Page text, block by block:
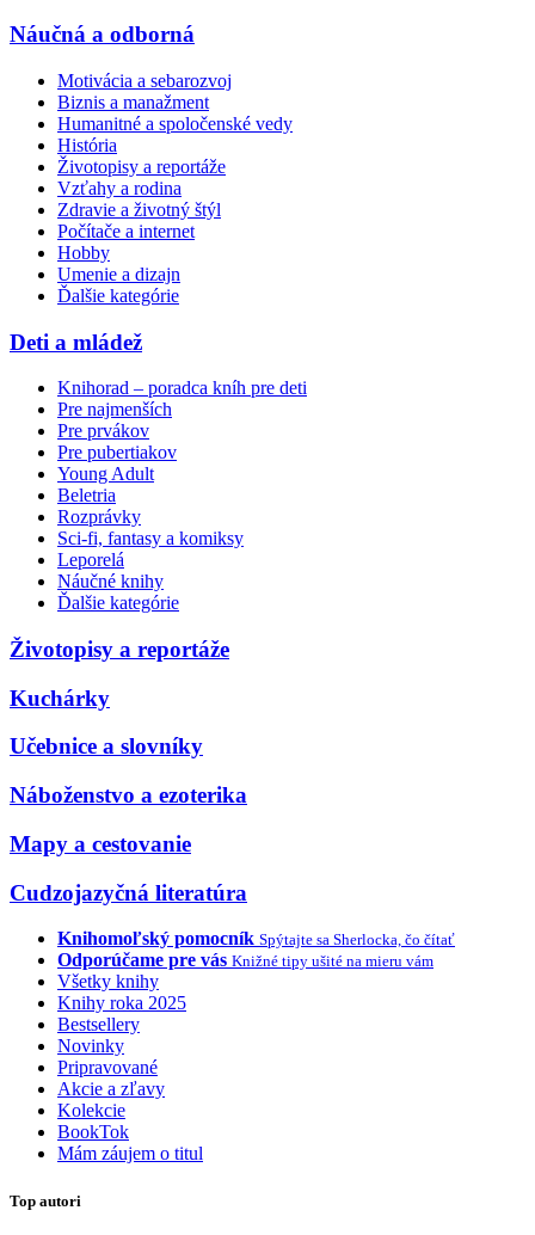
Náučná a odborná
Motivácia a sebarozvoj
Biznis a manažment
Humanitné a spoločenské vedy
História
Životopisy a reportáže
Vzťahy a rodina
Zdravie a životný štýl
Počítače a internet
Hobby
Umenie a dizajn
Ďalšie kategórie
Deti a mládež
Knihorad – poradca kníh pre deti
Pre najmenších
Pre prvákov
Pre pubertiakov
Young Adult
Beletria
Rozprávky
Sci-fi, fantasy a komiksy
Leporelá
Náučné knihy
Ďalšie kategórie
Životopisy a reportáže
Kuchárky
Učebnice a slovníky
Náboženstvo a ezoterika
Mapy a cestovanie
Cudzojazyčná literatúra
Knihomoľský pomocník Spýtajte sa Sherlocka, čo čítať
Odporúčame pre vás Knižné tipy ušité na mieru vám
Všetky knihy
Knihy roka 2025
Bestsellery
Novinky
Pripravované
Akcie a zľavy
Kolekcie
BookTok
Mám záujem o titul
Top autori